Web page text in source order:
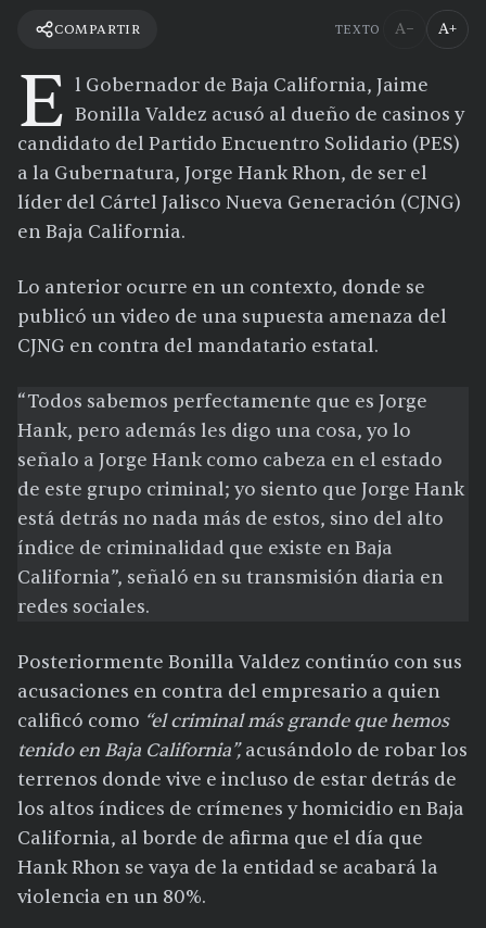
COMPARTIR TEXTO A− A+
E l Gobernador de Baja California, Jaime
Bonilla Valdez acusó al dueño de casinos y
candidato del Partido Encuentro Solidario (PES)
a la Gubernatura, Jorge Hank Rhon, de ser el
líder del Cártel Jalisco Nueva Generación (CJNG)
en Baja California.
Lo anterior ocurre en un contexto, donde se
publicó un video de una supuesta amenaza del
CJNG en contra del mandatario estatal.
“Todos sabemos perfectamente que es Jorge
Hank, pero además les digo una cosa, yo lo
señalo a Jorge Hank como cabeza en el estado
de este grupo criminal; yo siento que Jorge Hank
está detrás no nada más de estos, sino del alto
índice de criminalidad que existe en Baja
California”, señaló en su transmisión diaria en
redes sociales.
Posteriormente Bonilla Valdez continúo con sus
acusaciones en contra del empresario a quien
calificó como “el criminal más grande que hemos
tenido en Baja California”,acusándolo de robar los
terrenos donde vive e incluso de estar detrás de
los altos índices de crímenes y homicidio en Baja
California, al borde de afirma que el día que
Hank Rhon se vaya de la entidad se acabará la
violencia en un 80%.